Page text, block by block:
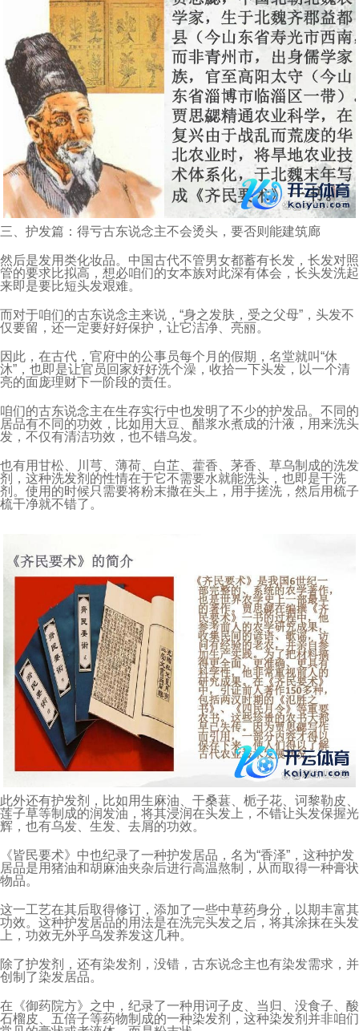
三、护发篇：得亏古东说念主不会烫头，要否则能建筑廊
然后是发用类化妆品。中国古代不管男女都蓄有长发，长发对照
管的要求比拟高，想必咱们的女本族对此深有体会，长头发洗起
来即是要比短头发艰难。
而对于咱们的古东说念主来说，“身之发肤，受之父母”，头发不
仅要留，还一定要好好保护，让它洁净、亮丽。
因此，在古代，官府中的公事员每个月的假期，名堂就叫“休
沐”，也即是让官员回家好好洗个澡，收拾一下头发，以一个清
亮的面庞理财下一阶段的责任。
咱们的古东说念主在生存实行中也发明了不少的护发品。不同的
居品有不同的功效，比如用大豆、醋浆水煮成的汁液，用来洗头
发，不仅有清洁功效，也不错乌发。
也有用甘松、川芎、薄荷、白芷、藿香、茅香、草乌制成的洗发
剂，这种洗发剂的性情在于它不需要水就能洗头，也即是干洗
剂。使用的时候只需要将粉末撒在头上，用手搓洗，然后用梳子
梳干净就不错了。
此外还有护发剂，比如用生麻油、干桑葚、栀子花、诃黎勒皮、
莲子草等制成的润发油，将其浸润在头发上，不错让头发保握光
辉，也有乌发、生发、去屑的功效。
《皆民要术》中也纪录了一种护发居品，名为“香泽”，这种护发
居品是用猪油和胡麻油夹杂后进行高温熬制，从而取得一种膏状
物品。
这一工艺在其后取得修订，添加了一些中草药身分，以期丰富其
功效。这种护发居品的用法是在洗完头发之后，将其涂抹在头发
上，功效无外乎乌发养发这几种。
除了护发剂，还有染发剂，没错，古东说念主也有染发需求，并
创制了染发居品。
在《御药院方》之中，纪录了一种用诃子皮、当归、没食子、酸
石榴皮、五倍子等药物制成的一种染发剂，这种染发剂并非咱们